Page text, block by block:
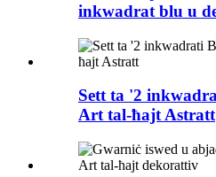
inkwadrat blu u
Sett ta '2
Art tal-ħajt Astratt